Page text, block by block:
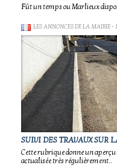
Fût un temps ou Marlieux
LES ANNONCES DE LA MAIRIE-
SUIVI DES TRAVAUX SUR
Cette rubrique donne un
actualisée très régulièrement..